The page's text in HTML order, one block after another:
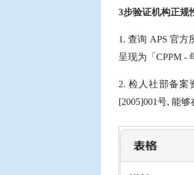
3步验证机构正规
1. 查询 APS 官
呈现为「CPPM -
2. 检人社部备案
[2005]001号, 能